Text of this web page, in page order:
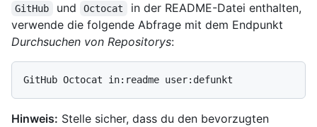
GitHub und Octocat
in der README-Datei enthalten,
verwende die folgende Abfrage mit dem Endpunkt
Durchsuchen von Repositorys:
Hinweis: Stelle sicher, dass du den bevorzugten